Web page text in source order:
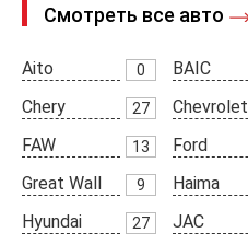
Смотреть все авто
Aito 0 BAIC
Chery
27 Chevrolet
FAW
13 Ford
Great Wall
9 Haima
Hyundai
27 JAC